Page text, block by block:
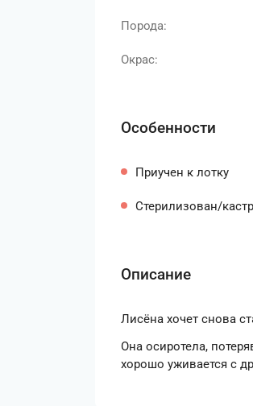
Порода:
Окрас:
Особенности
Приучен к лотку
Стерилизован/
Описание
Лисёна хочет снова
Она осиротела,
хорошо уживается с